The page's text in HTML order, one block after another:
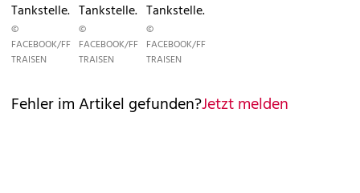
Tankstelle.
©
FACEBOOK/FF
TRAISEN
Tankstelle.
©
FACEBOOK/FF
TRAISEN
Tankstelle.
©
FACEBOOK/FF
TRAISEN
Fehler im Artikel gefunden?Jetzt melden